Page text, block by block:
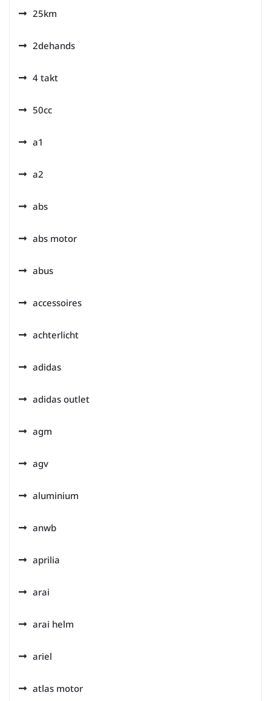
25km
2dehands
4 takt
50cc
a1
a2
abs
abs motor
abus
accessoires
achterlicht
adidas
adidas outlet
agm
agv
aluminium
anwb
aprilia
arai
arai helm
ariel
atlas motor